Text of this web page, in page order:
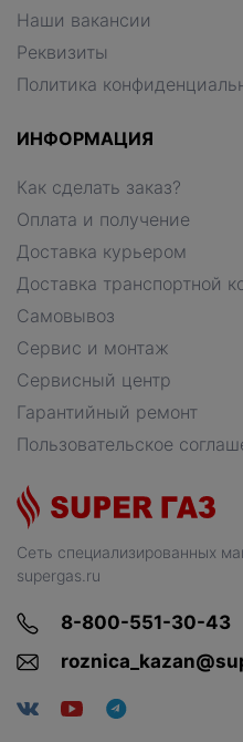
Сеть специализированных
supergas.ru
8-800-551-30-43
Наши вакансии
Реквизиты
Политика
ИНФОРМАЦИЯ
Как сделать заказ?
Оплата и получение
Доставка курьером
Доставка транспортной
Самовывоз
Сервис и монтаж
Сервисный центр
Гарантийный ремонт
Пользовательское